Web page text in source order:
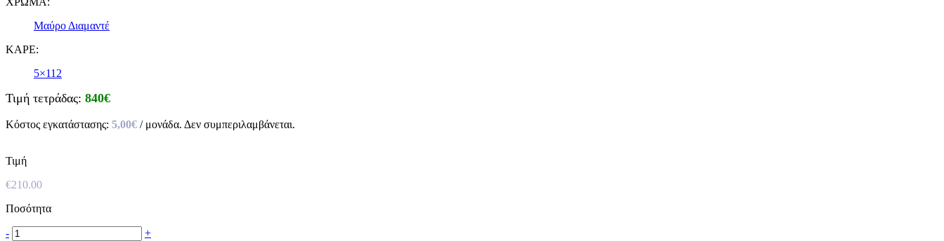
Μαύρο Διαμαντέ
ΚΑΡΕ:
5×112
Τιμή τετράδας: 840€
Κόστος εγκατάστασης: 5,00€ / μονάδα. Δεν συμπεριλαμβάνεται.
Τιμή
€210.00
Ποσότητα
- +